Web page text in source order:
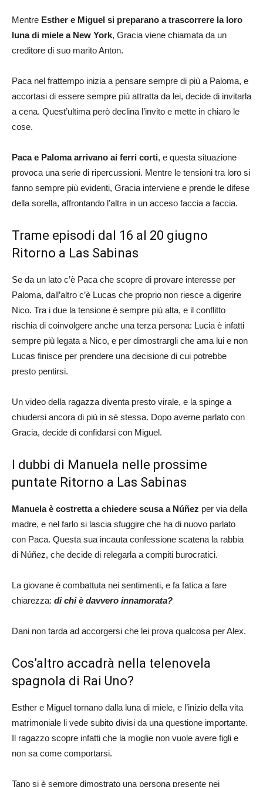
Mentre Esther e Miguel si preparano a trascorrere la loro
luna di miele a New York, Gracia viene chiamata da un
creditore di suo marito Anton.
Paca nel frattempo inizia a pensare sempre di più a Paloma, e
accortasi di essere sempre più attratta da lei, decide di invitarla
a cena. Quest’ultima però declina l’invito e mette in chiaro le
cose.
Paca e Paloma arrivano ai ferri corti, e questa situazione
provoca una serie di ripercussioni. Mentre le tensioni tra loro si
fanno sempre più evidenti, Gracia interviene e prende le difese
della sorella, affrontando l’altra in un acceso faccia a faccia.
Trame episodi dal 16 al 20 giugno
Ritorno a Las Sabinas
Se da un lato c’è Paca che scopre di provare interesse per
Paloma, dall’altro c’è Lucas che proprio non riesce a digerire
Nico. Tra i due la tensione è sempre più alta, e il conflitto
rischia di coinvolgere anche una terza persona: Lucia è infatti
sempre più legata a Nico, e per dimostrargli che ama lui e non
Lucas finisce per prendere una decisione di cui potrebbe
presto pentirsi.
Un video della ragazza diventa presto virale, e la spinge a
chiudersi ancora di più in sé stessa. Dopo averne parlato con
Gracia, decide di confidarsi con Miguel.
I dubbi di Manuela nelle prossime
puntate Ritorno a Las Sabinas
Manuela è costretta a chiedere scusa a Núñez per via della
madre, e nel farlo si lascia sfuggire che ha di nuovo parlato
con Paca. Questa sua incauta confessione scatena la rabbia
di Núñez, che decide di relegarla a compiti burocratici.
La giovane è combattuta nei sentimenti, e fa fatica a fare
chiarezza: di chi è davvero innamorata?
Dani non tarda ad accorgersi che lei prova qualcosa per Alex.
Cos’altro accadrà nella telenovela
spagnola di Rai Uno?
Esther e Miguel tornano dalla luna di miele, e l’inizio della vita
matrimoniale li vede subito divisi da una questione importante.
Il ragazzo scopre infatti che la moglie non vuole avere figli e
non sa come comportarsi.
Tano si è sempre dimostrato una persona presente nei